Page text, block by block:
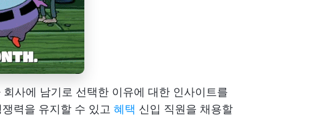
사에 남기로 선택한 이유에 대한 인사이트를
력을 유지할 수 있고 혜택 신입 직원을 채용할